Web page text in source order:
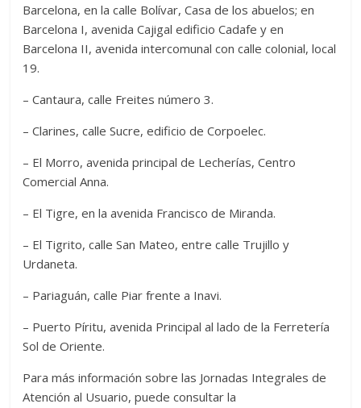
Barcelona, en la calle Bolívar, Casa de los abuelos; en
Barcelona I, avenida Cajigal edificio Cadafe y en
Barcelona II, avenida intercomunal con calle colonial, local
19.
– Cantaura, calle Freites número 3.
– Clarines, calle Sucre, edificio de Corpoelec.
– El Morro, avenida principal de Lecherías, Centro
Comercial Anna.
– El Tigre, en la avenida Francisco de Miranda.
– El Tigrito, calle San Mateo, entre calle Trujillo y
Urdaneta.
– Pariaguán, calle Piar frente a Inavi.
– Puerto Píritu, avenida Principal al lado de la Ferretería
Sol de Oriente.
Para más información sobre las Jornadas Integrales de
Atención al Usuario, puede consultar la